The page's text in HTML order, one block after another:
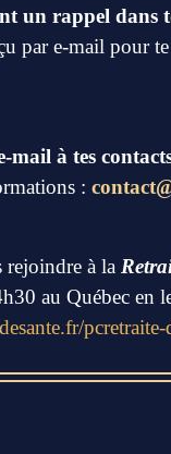
un rappel dans
par e-mail pour
mail à tes
:
rejoindre à la
au Québec en